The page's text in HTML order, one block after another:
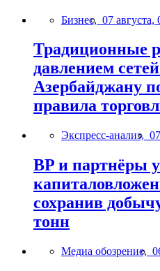
Бизнес, 07 августа,
Традиционные
давлением
Азербайджану
правила
Экспресс-анализ,
BP и партнёры
сохранив
тонн
Медиа обозрение,